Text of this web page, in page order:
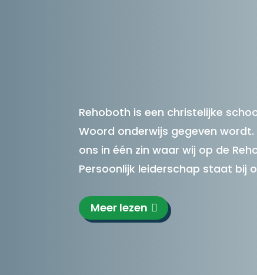
Rehoboth is een christelijke
Woord onderwijs gegeven wordt.
ons in één zin waar wij op de
Persoonlijk leiderschap staat bij
Meer lezen